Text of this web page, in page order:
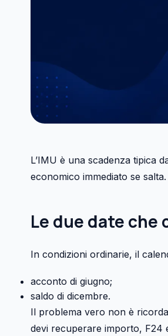
L’IMU è una scadenza tipica
economico immediato se salta.
Le due date che
In condizioni ordinarie, il
acconto di giugno;
saldo di dicembre.
Il problema vero non è
devi recuperare importo, F24